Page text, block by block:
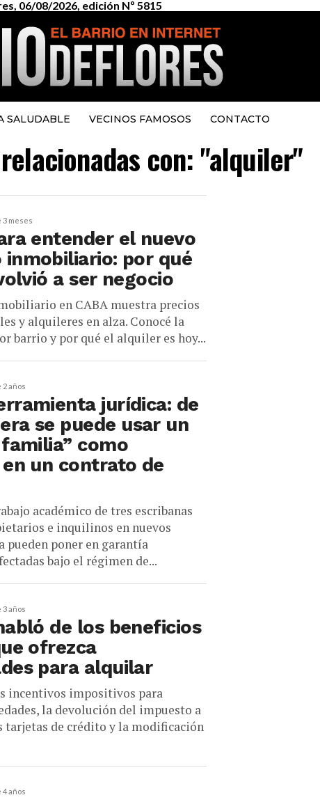
06/08/2026, edición Nº 5815
SALUDABLE VECINOS FAMOSOS CONTACTO
con: "alquiler"
3 meses
entender el nuevo
inmobiliario: por qué
a ser negocio
en CABA muestra precios
y alquileres en alza. Conocé la
barrio y por qué el alquiler es hoy...
2 años
jurídica: de
se puede usar un
como
un contrato de
académico de tres escribanas
e inquilinos en nuevos
pueden poner en garantía
bajo el régimen de...
3 años
de los beneficios
ofrezca
para alquilar
incentivos impositivos para
la devolución del impuesto a
tarjetas de crédito y la modificación
4 años